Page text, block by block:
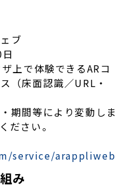
ブ
上で体験できるARコ
（床面認識／URL・
期間等により変動しま
ださい。
service/arappliweb
み